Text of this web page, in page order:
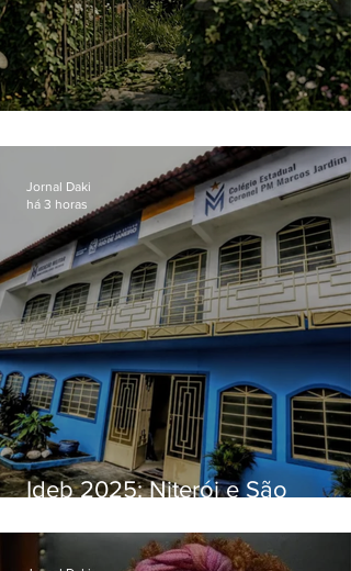
Ideb 2025: Niterói e São
distintos no ensino médio; veja
Jornal Daki
há 3 horas